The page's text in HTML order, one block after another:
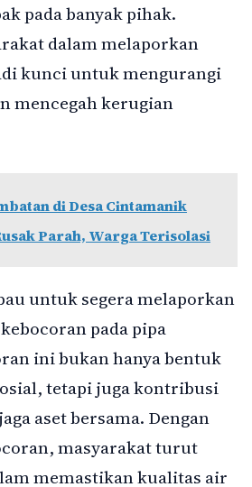
pada banyak pihak.
dalam melaporkan
kunci untuk mengurangi
mencegah kerugian
di Desa Cintamanik
Parah, Warga Terisolasi
untuk segera melaporkan
pada pipa
ini bukan hanya bentuk
tetapi juga kontribusi
aset bersama. Dengan
masyarakat turut
memastikan kualitas air